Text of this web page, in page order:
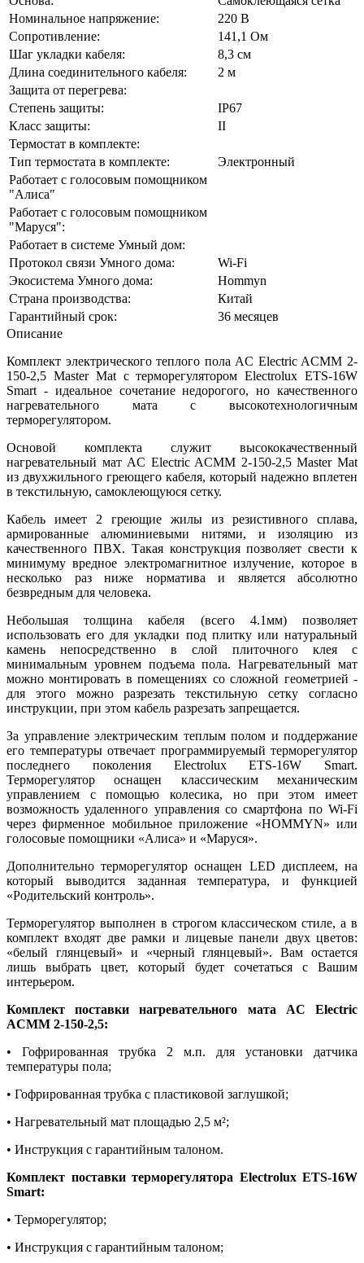
Номинальное напряжение:
220 В
Сопротивление:
141,1 Ом
Шаг укладки кабеля:
8,3 см
Длина соединительного кабеля:
2 м
Защита от перегрева:
Степень защиты:
IP67
Класс защиты:
II
Термостат в комплекте:
Тип термостата в комплекте:
Электронный
Работает с голосовым помощником
"Алиса"
Работает с голосовым помощником
"Маруся":
Работает в системе Умный дом:
Протокол связи Умного дома:
Wi-Fi
Экосистема Умного дома:
Hommyn
Страна производства:
Китай
Гарантийный срок:
36 месяцев
Описание
Комплект электрического теплого пола AC Electric ACMM 2-
150-2,5 Master Mat с терморегулятором Electrolux ETS-16W
Smart - идеальное сочетание недорогого, но качественного
нагревательного мата с высокотехнологичным
терморегулятором.
Основой комплекта служит высококачественный
нагревательный мат AC Electric ACMM 2-150-2,5 Master Mat
из двухжильного греющего кабеля, который надежно вплетен
в текстильную, самоклеющуюся сетку.
Кабель имеет 2 греющие жилы из резистивного сплава,
армированные алюминиевыми нитями, и изоляцию из
качественного ПВХ. Такая конструкция позволяет свести к
минимуму вредное электромагнитное излучение, которое в
несколько раз ниже норматива и является абсолютно
безвредным для человека.
Небольшая толщина кабеля (всего 4.1мм) позволяет
использовать его для укладки под плитку или натуральный
камень непосредственно в слой плиточного клея с
минимальным уровнем подъема пола. Нагревательный мат
можно монтировать в помещениях со сложной геометрией -
для этого можно разрезать текстильную сетку согласно
инструкции, при этом кабель разрезать запрещается.
За управление электрическим теплым полом и поддержание
его температуры отвечает программируемый терморегулятор
последнего поколения Electrolux ETS-16W Smart.
Терморегулятор оснащен классическим механическим
управлением с помощью колесика, но при этом имеет
возможность удаленного управления со смартфона по Wi-Fi
через фирменное мобильное приложение «HOMMYN» или
голосовые помощники «Алиса» и «Маруся».
Дополнительно терморегулятор оснащен LED дисплеем, на
который выводится заданная температура, и функцией
«Родительский контроль».
Терморегулятор выполнен в строгом классическом стиле, а в
комплект входят две рамки и лицевые панели двух цветов:
«белый глянцевый» и «черный глянцевый». Вам остается
лишь выбрать цвет, который будет сочетаться с Вашим
интерьером.
Комплект поставки нагревательного мата AC Electric
ACMM 2-150-2,5:
• Гофрированная трубка 2 м.п. для установки датчика
температуры пола;
• Гофрированная трубка с пластиковой заглушкой;
• Нагревательный мат площадью 2,5 м²;
• Инструкция с гарантийным талоном.
Комплект поставки терморегулятора Electrolux ETS-16W
Smart:
• Терморегулятор;
• Инструкция с гарантийным талоном;